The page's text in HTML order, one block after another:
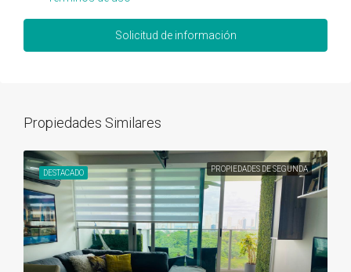
Solicitud de información
Propiedades Similares
DESTACADO PROPIEDADES DE SEGUNDA